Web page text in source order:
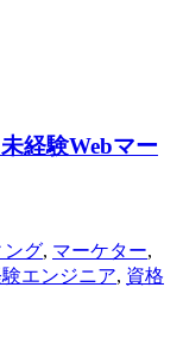
経験Webマー
ング, マーケター,
エンジニア, 資格